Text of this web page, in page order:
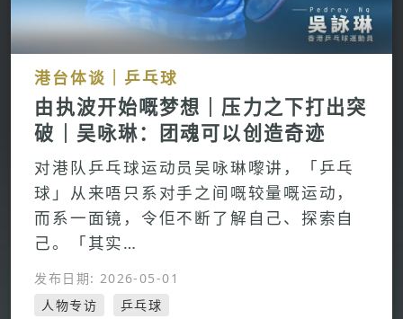
港台体谈｜乒乓球
由执波开始嘅梦想｜压力之下打出突
破｜吴咏琳：团魂可以创造奇迹
对港队乒乓球运动员吴咏琳嚟讲，「乒乓
球」从来唔只系对手之间嘅较量嘅运动，
而系一面镜，令佢不断了解自己、探索自
己。「其实…
发布日期: 2026-05-01
人物专访
乒乓球